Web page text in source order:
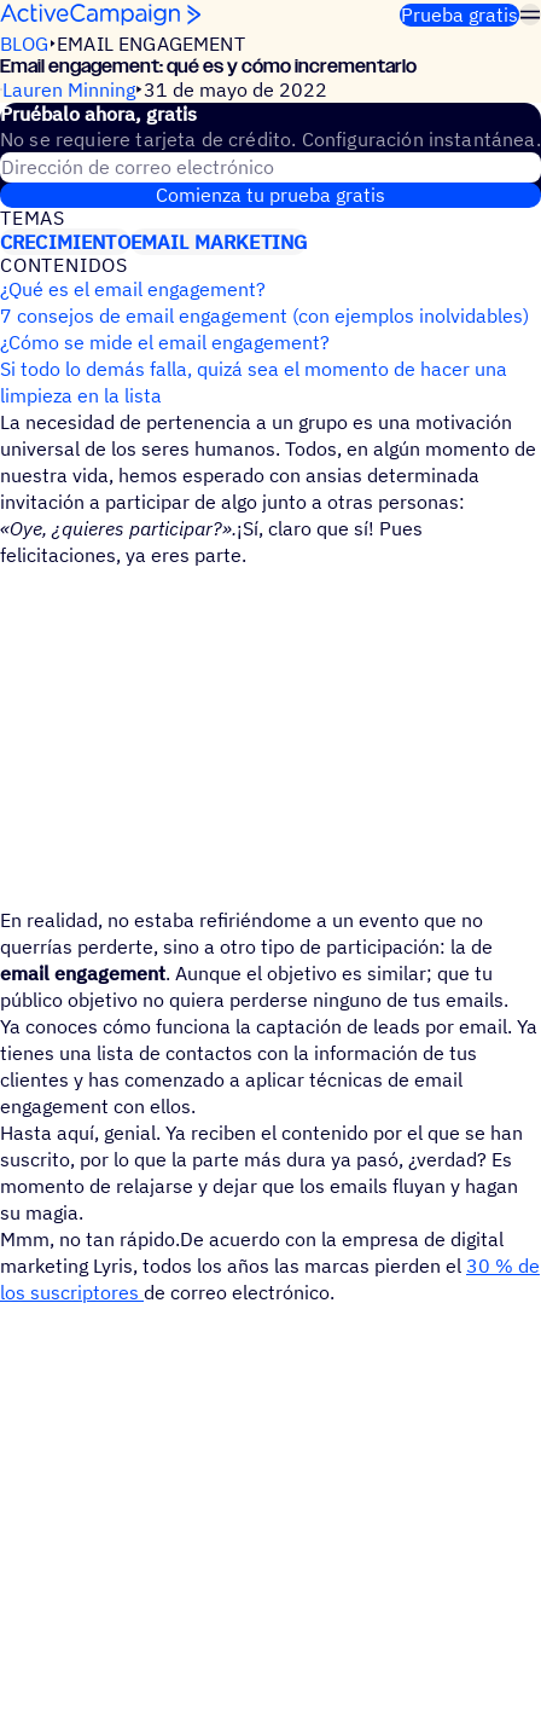
Saltar al contenido
Prueba gratis
BLOG EMAIL ENGAGEMENT
Email enga­ge­ment: qué es y cómo incrementarlo
Lauren Minning 31 de mayo de 2022
Prué­balo ahora, gratis
No se requiere tarjeta de crédito. Configuración instantánea.
Dirección de correo electrónico
Comienza tu prueba gratis
TEMAS
CRECIMIENTOEMAIL MARKETING
CONTE­NI­DOS
¿Qué es el email engagement?
7 consejos de email engagement (con ejemplos inolvidables)
¿Cómo se mide el email engagement?
Si todo lo demás falla, quizá sea el momento de hacer una
limpieza en la lista
La necesidad de pertenencia a un grupo es una motivación
universal de los seres humanos. Todos, en algún momento de
nuestra vida, hemos esperado con ansias determinada
invitación a participar de algo junto a otras personas:
«Oye, ¿quieres participar?».¡Sí, claro que sí! Pues
felicitaciones, ya eres parte.
En realidad, no estaba refiriéndome a un evento que no
querrías perderte, sino a otro tipo de participación: la de
email engagement. Aunque el objetivo es similar; que tu
público objetivo no quiera perderse ninguno de tus emails.
Ya conoces cómo funciona la captación de leads por email. Ya
tienes una lista de contactos con la información de tus
clientes y has comenzado a aplicar técnicas de email
engagement con ellos.
Hasta aquí, genial. Ya reciben el contenido por el que se han
suscrito, por lo que la parte más dura ya pasó, ¿verdad? Es
momento de relajarse y dejar que los emails fluyan y hagan
su magia.
Mmm, no tan rápido.De acuerdo con la empresa de digital
marketing Lyris, todos los años las marcas pierden el 30 % de
los suscriptores de correo electrónico.